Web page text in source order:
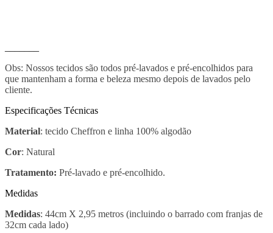
Obs: Nossos tecidos são todos pré-lavados e pré-encolhidos para
que mantenham a forma e beleza mesmo depois de lavados pelo
cliente.
Especificações Técnicas
Material: tecido Cheffron e linha 100% algodão
Cor: Natural
Tratamento: Pré-lavado e pré-encolhido.
Medidas
Medidas: 44cm X 2,95 metros (incluindo o barrado com franjas de
32cm cada lado)